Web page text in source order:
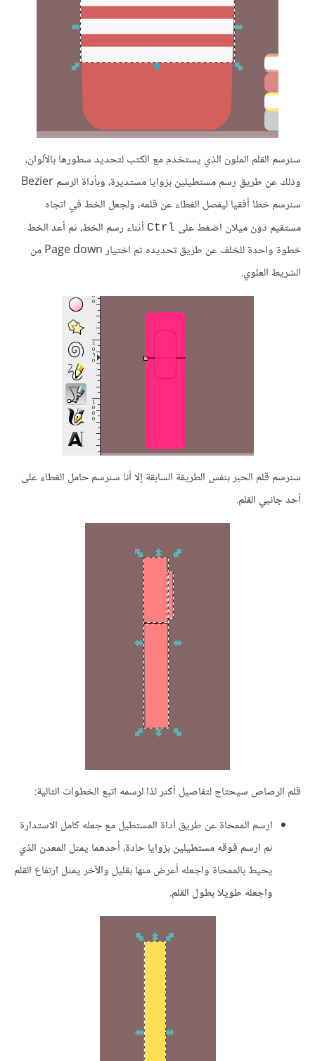
سنرسم القلم الملون الذي يستخدم مع الكتب لتحديد سطورها بالألوان،
وذلك عن طريق رسم مستطيلين بزوايا مستديرة، وبأداة الرسم Bezier
سنرسم خطا أفقيا ليفصل الغطاء عن قلمه، ولجعل الخط في اتجاه
مستقيم دون ميلان اضغط على Ctrl أثناء رسم الخط، ثم أعد الخط
خطوة واحدة للخلف عن طريق تحديده ثم اختيار Page down من
الشريط العلوي.
سنرسم قلم الحبر بنفس الطريقة السابقة إلا أنا سنرسم حامل الغطاء على
أحد جانبي القلم.
قلم الرصاص سيحتاج لتفاصيل أكثر لذا لرسمه اتبع الخطوات التالية:
ارسم الممحاة عن طريق أداة المستطيل مع جعله كامل الاستدارة
ثم ارسم فوقه مستطيلين بزوايا حادة، أحدهما يمثل المعدن الذي
يحيط بالممحاة واجعله أعرض منها بقليل والآخر يمثل ارتفاع القلم
واجعله طويلا بطول القلم.